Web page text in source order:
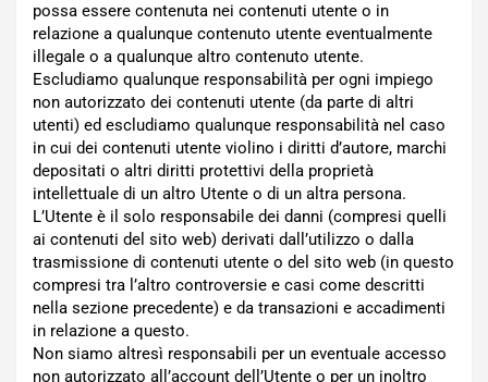
possa essere contenuta nei contenuti utente o in
relazione a qualunque contenuto utente eventualmente
illegale o a qualunque altro contenuto utente.
Escludiamo qualunque responsabilità per ogni impiego
non autorizzato dei contenuti utente (da parte di altri
utenti) ed escludiamo qualunque responsabilità nel caso
in cui dei contenuti utente violino i diritti d’autore, marchi
depositati o altri diritti protettivi della proprietà
intellettuale di un altro Utente o di un altra persona.
L’Utente è il solo responsabile dei danni (compresi quelli
ai contenuti del sito web) derivati dall’utilizzo o dalla
trasmissione di contenuti utente o del sito web (in questo
compresi tra l’altro controversie e casi come descritti
nella sezione precedente) e da transazioni e accadimenti
in relazione a questo.
Non siamo altresì responsabili per un eventuale accesso
non autorizzato all’account dell’Utente o per un inoltro